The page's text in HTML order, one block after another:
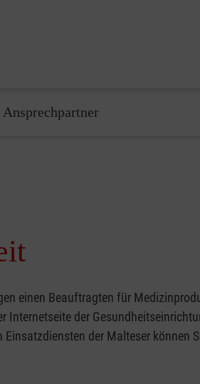
Ansprechpartner
einen Beauftragten für
der
der Malteser können